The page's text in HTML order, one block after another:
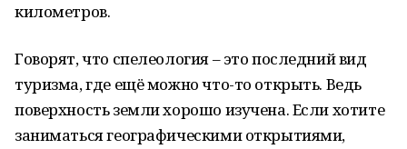
километров.
Говорят, что спелеология – это последний вид
туризма, где ещё можно что-то открыть. Ведь
поверхность земли хорошо изучена. Если хотите
заниматься географическими открытиями,